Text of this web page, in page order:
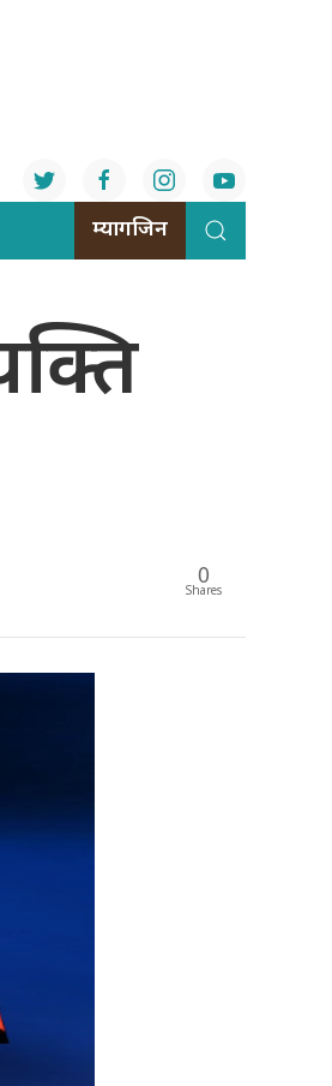
म्यागजिन
0
Shares